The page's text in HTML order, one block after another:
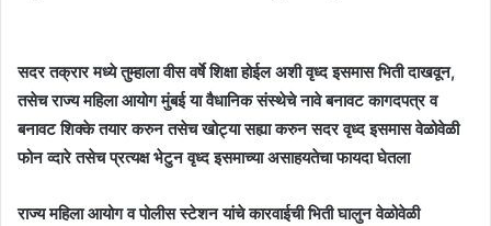
सदर तक्रार मध्ये तुम्हाला वीस वर्षे शिक्षा होईल अशी वृध्द इसमास भिती दाखवून,
तसेच राज्य महिला आयोग मुंबई या वैधानिक संस्थेचे नावे बनावट कागदपत्र व
बनावट शिक्के तयार करुन तसेच खोट्या सह्या करुन सदर वृध्द इसमास वेळोवेळी
फोन व्दारे तसेच प्रत्यक्ष भेटुन वृध्द इसमाच्या असाहयतेचा फायदा घेतला
राज्य महिला आयोग व पोलीस स्टेशन यांचे कारवाईची भिती घालुन वेळोवेळी